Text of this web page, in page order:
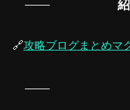
🔗攻略ブログまとめマ